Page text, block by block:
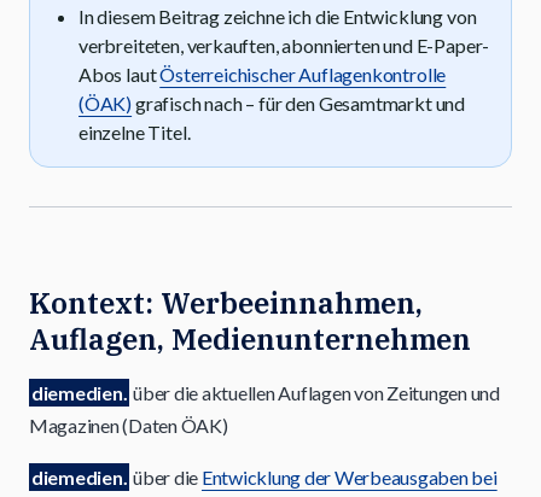
In diesem Beitrag zeichne ich die Entwicklung von
verbreiteten, verkauften, abonnierten und E-Paper-
Abos lautÖsterreichischer Auflagenkontrolle
(ÖAK)grafisch nach – für den Gesamtmarkt und
einzelne Titel.
Kontext: Werbeeinnahmen,
Auflagen, Medienunternehmen
diemedien. über die aktuellen Auflagen von Zeitungen und
Magazinen (Daten ÖAK)
diemedien. über die Entwicklung der Werbeausgaben bei